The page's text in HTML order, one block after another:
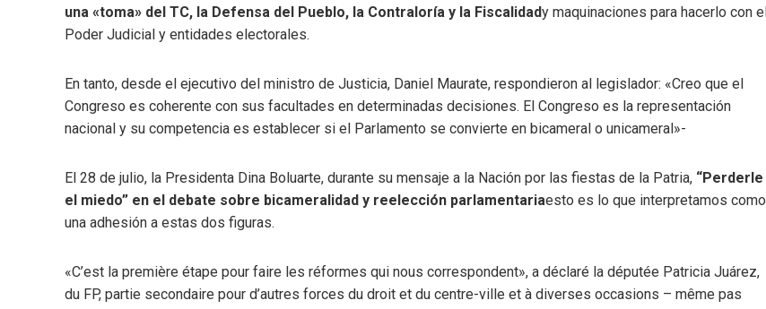
una «toma» del TC, la Defensa del Pueblo, la Contraloría y la Fiscalidady maquinaciones para hacerlo con el
Poder Judicial y entidades electorales.
En tanto, desde el ejecutivo del ministro de Justicia, Daniel Maurate, respondieron al legislador: «Creo que el
Congreso es coherente con sus facultades en determinadas decisiones. El Congreso es la representación
nacional y su competencia es establecer si el Parlamento se convierte en bicameral o unicameral»-
El 28 de julio, la Presidenta Dina Boluarte, durante su mensaje a la Nación por las fiestas de la Patria, “Perderle
el miedo” en el debate sobre bicameralidad y reelección parlamentariaesto es lo que interpretamos como
una adhesión a estas dos figuras.
«C’est la première étape pour faire les réformes qui nous correspondent», a déclaré la députée Patricia Juárez,
du FP, partie secondaire pour d’autres forces du droit et du centre-ville et à diverses occasions – même pas